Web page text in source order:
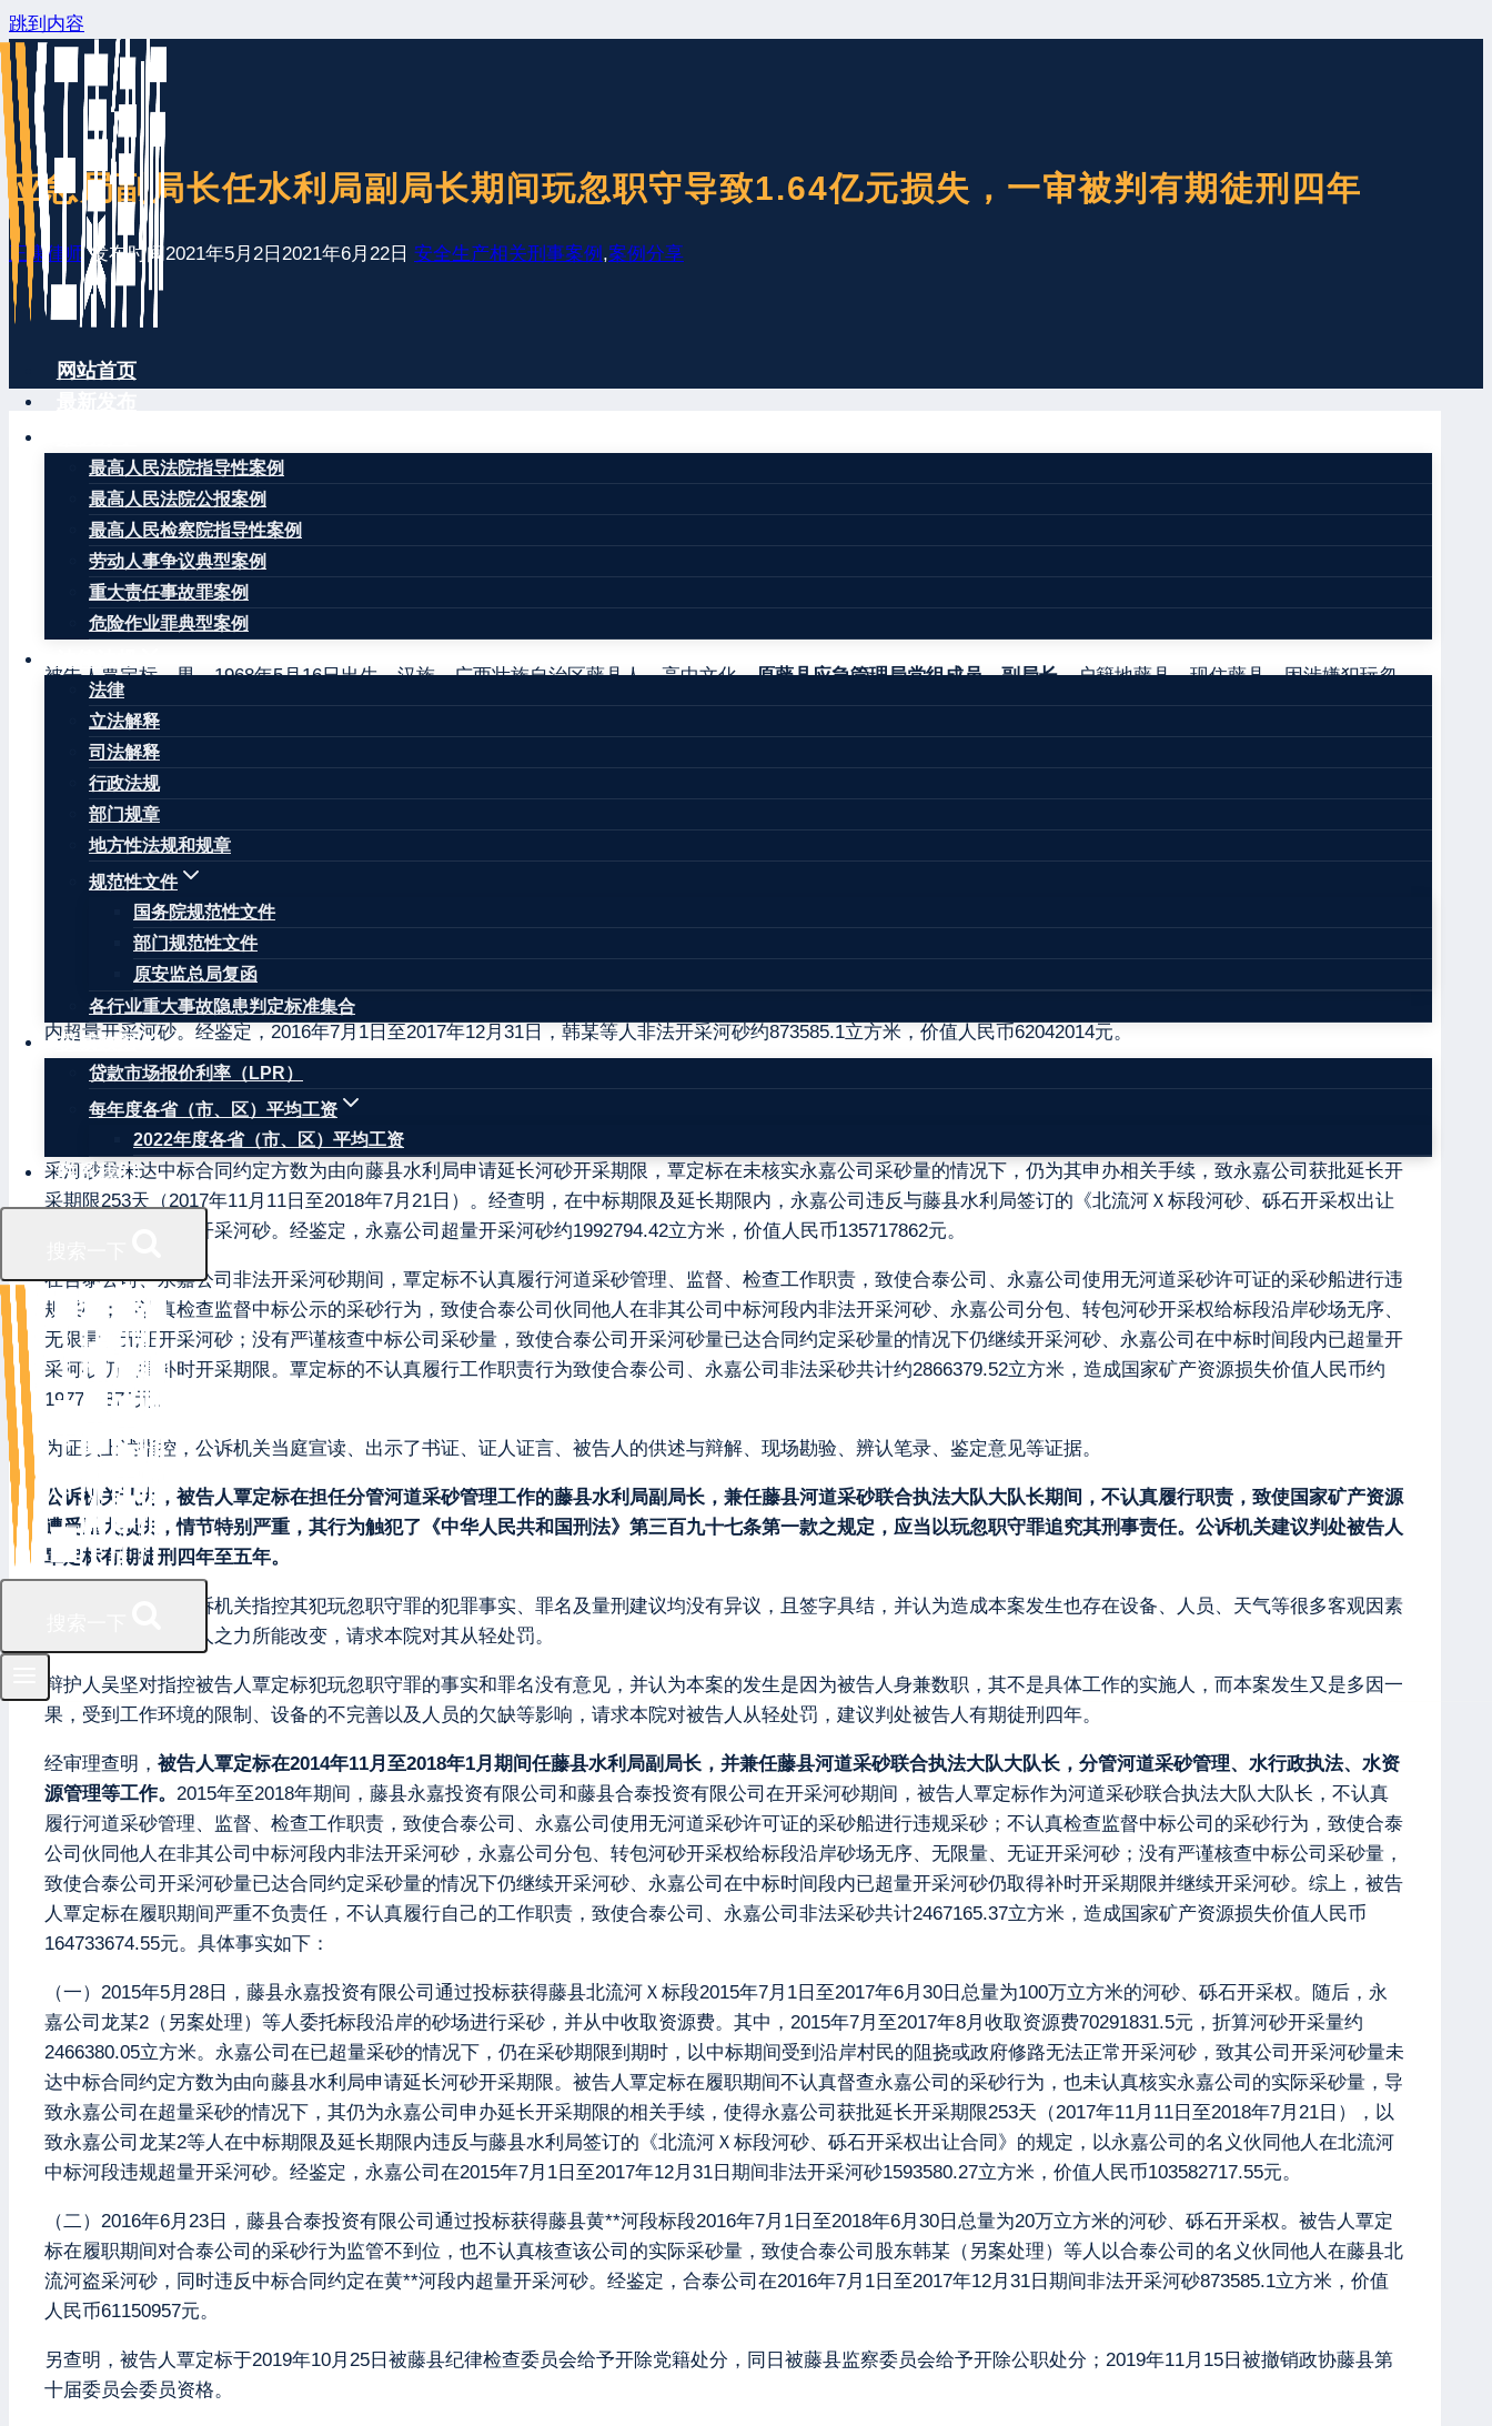
跳到内容
网站首页
最高人民法院指导性案例
最高人民法院公报案例
最高人民检察院指导性案例
劳动人事争议典型案例
重大责任事故罪案例
危险作业罪典型案例
法律
立法解释
司法解释
行政法规
部门规章
地方性法规和规章
规范性文件
国务院规范性文件
部门规范性文件
原安监总局复函
各行业重大事故隐患判定标准集合
权威数据
贷款市场报价利率（LPR）
每年度各省（市、区）平均工资
2022年度各省（市、区）平均工资
联系我们
应急局副局长任水利局副局长期间玩忽职守导致1.64亿元损失，一审被判有期徒刑四年
王康律师 发布时间2021年5月2日 2021年6月22日 安全生产相关刑事案例 ,案例分享
广西壮族自治区藤县人民法院
（2019）桂0422刑初406号
公诉机关广西壮族自治区藤县人民检察院。
被告人覃定标，男，1968年5月16日出生，汉族，广西壮族自治区藤县人，高中文化，原藤县应急管理局党组成员、副局长，户籍地藤县，现住藤县。因涉嫌犯玩忽
职守罪、受贿罪，于2019年4月29日被藤县监察委员会采取留置措施，同年10月27日被藤县公安局刑事拘留，2019年11月8日被执行逮捕。现羁押于藤县看守所。
辩护人吴坚，广西合以圆律师事务所律师。
广西壮族自治区藤县人民检察院以藤检刑诉［2019］386号起诉书、藤检刑变诉[2020]9号变更起诉决定书指控被告人覃定标犯玩忽职守罪，于2019年12月2日向本院
提起公诉。本院受理后，依法组成合议庭审理本案，在审理过程中，因出现新冠肺炎疫情的社会安全突发事件，属于不可抗力情形，致使案件在较长时间内无法继续
审理，于2020年2月3日裁定中止审理，2020年7月24日裁定本案恢复审理，并公开开庭进行了审理。藤县人民检察院指派检察员陈剑飞出庭支持公诉，被告人覃定标
及其辩护人吴坚到庭参加诉讼。现已审理终结。
公诉机关指控，2016年6月23日，藤县合泰投资有限公司（以下简称合泰公司）通过投标获得藤县黄**河段标段2016年7月1日至2018年6月30日总量为20万立方米河
砂、砾石的开采权。时任分管河道采砂管理工作的藤县水利局副局长（兼任藤县河道采砂联合执法大队大队长）的被告人覃定标对合泰公司的采砂行为监管不到位
平时也不认真核查该公司的采砂量，致使合泰公司股东韩某（另案处理）等人以合泰公司的名义伙同他人在藤县北流河盗采河砂，同时违反中标合同约定在黄**河段
内超量开采河砂。经鉴定，2016年7月1日至2017年12月31日，韩某等人非法开采河砂约873585.1立方米，价值人民币62042014元。
2015年5月28日，藤县永嘉投资有限公司（以下简称永嘉公司）通过投标获得藤县北流河Ｘ标段2015年7月1日至2017年6月30日总量为100万立方米的河砂、砾石开
采权。随后，永嘉公司龙某2（另案处理）等人委托标段沿岸的砂场进行采砂，并从中收取资源费。其中，2015年7月至2017年8月收取资源费70291831.5元，折算河
砂开采量约2466380.05立方米。永嘉公司在已超量采砂的情况下，仍在采砂期限到期时，以中标期间受到沿岸村民的阻挠或政府修路无法正常开采河砂，致其公司开
采河砂量未达中标合同约定方数为由向藤县水利局申请延长河砂开采期限，覃定标在未核实永嘉公司采砂量的情况下，仍为其申办相关手续，致永嘉公司获批延长开
采期限253天（2017年11月11日至2018年7月21日）。经查明，在中标期限及延长期限内，永嘉公司违反与藤县水利局签订的《北流河Ｘ标段河砂、砾石开采权出让
合同》规定，超量开采河砂。经鉴定，永嘉公司超量开采河砂约1992794.42立方米，价值人民币135717862元。
在合泰公司、永嘉公司非法开采河砂期间，覃定标不认真履行河道采砂管理、监督、检查工作职责，致使合泰公司、永嘉公司使用无河道采砂许可证的采砂船进行违
规采砂；不认真检查监督中标公示的采砂行为，致使合泰公司伙同他人在非其公司中标河段内非法开采河砂、永嘉公司分包、转包河砂开采权给标段沿岸砂场无序、
无限量、无证开采河砂；没有严谨核查中标公司采砂量，致使合泰公司开采河砂量已达合同约定采砂量的情况下仍继续开采河砂、永嘉公司在中标时间段内已超量开
采河砂仍取得补时开采期限。覃定标的不认真履行工作职责行为致使合泰公司、永嘉公司非法采砂共计约2866379.52立方米，造成国家矿产资源损失价值人民币约
197759876元。
为证实上述指控，公诉机关当庭宣读、出示了书证、证人证言、被告人的供述与辩解、现场勘验、辨认笔录、鉴定意见等证据。
公诉机关认为，被告人覃定标在担任分管河道采砂管理工作的藤县水利局副局长，兼任藤县河道采砂联合执法大队大队长期间，不认真履行职责，致使国家矿产资源
遭受重大损失，情节特别严重，其行为触犯了《中华人民共和国刑法》第三百九十七条第一款之规定，应当以玩忽职守罪追究其刑事责任。公诉机关建议判处被告人
覃定标有期徒刑四年至五年。
被告人覃定标对公诉机关指控其犯玩忽职守罪的犯罪事实、罪名及量刑建议均没有异议，且签字具结，并认为造成本案发生也存在设备、人员、天气等很多客观因素
的影响，并非其一人之力所能改变，请求本院对其从轻处罚。
辩护人吴坚对指控被告人覃定标犯玩忽职守罪的事实和罪名没有意见，并认为本案的发生是因为被告人身兼数职，其不是具体工作的实施人，而本案发生又是多因一
果，受到工作环境的限制、设备的不完善以及人员的欠缺等影响，请求本院对被告人从轻处罚，建议判处被告人有期徒刑四年。
经审理查明， 被告人覃定标在2014年11月至2018年1月期间任藤县水利局副局长，并兼任藤县河道采砂联合执法大队大队长，分管河道采砂管理、水行政执法、水资
源管理等工作。 2015年至2018年期间，藤县永嘉投资有限公司和藤县合泰投资有限公司在开采河砂期间，被告人覃定标作为河道采砂联合执法大队大队长，不认真
履行河道采砂管理、监督、检查工作职责，致使合泰公司、永嘉公司使用无河道采砂许可证的采砂船进行违规采砂；不认真检查监督中标公司的采砂行为，致使合泰
公司伙同他人在非其公司中标河段内非法开采河砂，永嘉公司分包、转包河砂开采权给标段沿岸砂场无序、无限量、无证开采河砂；没有严谨核查中标公司采砂量，
致使合泰公司开采河砂量已达合同约定采砂量的情况下仍继续开采河砂、永嘉公司在中标时间段内已超量开采河砂仍取得补时开采期限并继续开采河砂。综上，被告
人覃定标在履职期间严重不负责任，不认真履行自己的工作职责，致使合泰公司、永嘉公司非法采砂共计2467165.37立方米，造成国家矿产资源损失价值人民币
164733674.55元。具体事实如下：
（一）2015年5月28日，藤县永嘉投资有限公司通过投标获得藤县北流河Ｘ标段2015年7月1日至2017年6月30日总量为100万立方米的河砂、砾石开采权。随后，永
嘉公司龙某2（另案处理）等人委托标段沿岸的砂场进行采砂，并从中收取资源费。其中，2015年7月至2017年8月收取资源费70291831.5元，折算河砂开采量约
2466380.05立方米。永嘉公司在已超量采砂的情况下，仍在采砂期限到期时，以中标期间受到沿岸村民的阻挠或政府修路无法正常开采河砂，致其公司开采河砂量未
达中标合同约定方数为由向藤县水利局申请延长河砂开采期限。被告人覃定标在履职期间不认真督查永嘉公司的采砂行为，也未认真核实永嘉公司的实际采砂量，导
致永嘉公司在超量采砂的情况下，其仍为永嘉公司申办延长开采期限的相关手续，使得永嘉公司获批延长开采期限253天（2017年11月11日至2018年7月21日），以
致永嘉公司龙某2等人在中标期限及延长期限内违反与藤县水利局签订的《北流河Ｘ标段河砂、砾石开采权出让合同》的规定，以永嘉公司的名义伙同他人在北流河
中标河段违规超量开采河砂。经鉴定，永嘉公司在2015年7月1日至2017年12月31日期间非法开采河砂1593580.27立方米，价值人民币103582717.55元。
（二）2016年6月23日，藤县合泰投资有限公司通过投标获得藤县黄**河段标段2016年7月1日至2018年6月30日总量为20万立方米的河砂、砾石开采权。被告人覃定
标在履职期间对合泰公司的采砂行为监管不到位，也不认真核查该公司的实际采砂量，致使合泰公司股东韩某（另案处理）等人以合泰公司的名义伙同他人在藤县北
流河盗采河砂，同时违反中标合同约定在黄**河段内超量开采河砂。经鉴定，合泰公司在2016年7月1日至2017年12月31日期间非法开采河砂873585.1立方米，价值
人民币61150957元。
另查明，被告人覃定标于2019年10月25日被藤县纪律检查委员会给予开除党籍处分，同日被藤县监察委员会给予开除公职处分；2019年11月15日被撤销政协藤县第
十届委员会委员资格。